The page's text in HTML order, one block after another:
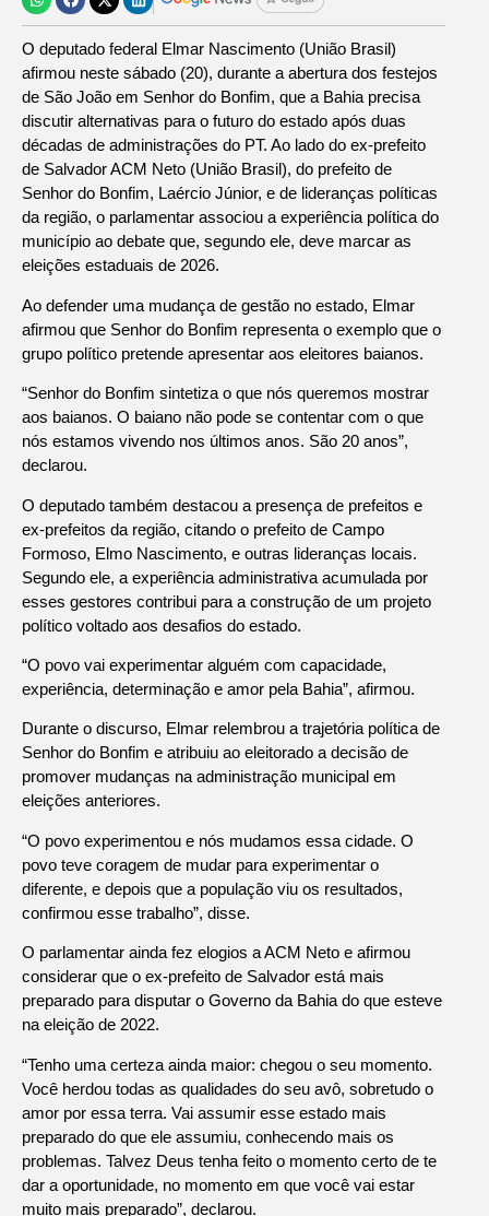
O deputado federal Elmar Nascimento (União Brasil)
afirmou neste sábado (20), durante a abertura dos festejos
de São João em Senhor do Bonfim, que a Bahia precisa
discutir alternativas para o futuro do estado após duas
décadas de administrações do PT. Ao lado do ex-prefeito
de Salvador ACM Neto (União Brasil), do prefeito de
Senhor do Bonfim, Laércio Júnior, e de lideranças políticas
da região, o parlamentar associou a experiência política do
município ao debate que, segundo ele, deve marcar as
eleições estaduais de 2026.
Ao defender uma mudança de gestão no estado, Elmar
afirmou que Senhor do Bonfim representa o exemplo que o
grupo político pretende apresentar aos eleitores baianos.
“Senhor do Bonfim sintetiza o que nós queremos mostrar
aos baianos. O baiano não pode se contentar com o que
nós estamos vivendo nos últimos anos. São 20 anos”,
declarou.
O deputado também destacou a presença de prefeitos e
ex-prefeitos da região, citando o prefeito de Campo
Formoso, Elmo Nascimento, e outras lideranças locais.
Segundo ele, a experiência administrativa acumulada por
esses gestores contribui para a construção de um projeto
político voltado aos desafios do estado.
“O povo vai experimentar alguém com capacidade,
experiência, determinação e amor pela Bahia”, afirmou.
Durante o discurso, Elmar relembrou a trajetória política de
Senhor do Bonfim e atribuiu ao eleitorado a decisão de
promover mudanças na administração municipal em
eleições anteriores.
“O povo experimentou e nós mudamos essa cidade. O
povo teve coragem de mudar para experimentar o
diferente, e depois que a população viu os resultados,
confirmou esse trabalho”, disse.
O parlamentar ainda fez elogios a ACM Neto e afirmou
considerar que o ex-prefeito de Salvador está mais
preparado para disputar o Governo da Bahia do que esteve
na eleição de 2022.
“Tenho uma certeza ainda maior: chegou o seu momento.
Você herdou todas as qualidades do seu avô, sobretudo o
amor por essa terra. Vai assumir esse estado mais
preparado do que ele assumiu, conhecendo mais os
problemas. Talvez Deus tenha feito o momento certo de te
dar a oportunidade, no momento em que você vai estar
muito mais preparado”, declarou.